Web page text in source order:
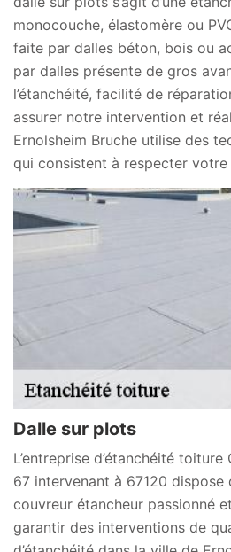
monocouche, élastomère ou
faite par dalles béton, bois ou
par dalles présente de gros
l’étanchéité, facilité de
assurer notre intervention et
Ernolsheim Bruche utilise des
qui consistent à respecter votre
Dalle sur plots
L’entreprise d’étanchéité
67 intervenant à 67120 dispose
couvreur étancheur passionné
garantir des interventions de